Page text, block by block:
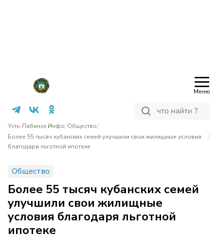
Меню
Усть-Лабинск Инфо/Общество/
Более 55 тысяч кубанских семей улучшили свои жилищные условия
благодаря льготной ипотеке
/
Общество
Более 55 тысяч кубанских семей
улучшили свои жилищные
условия благодаря льготной
ипотеке